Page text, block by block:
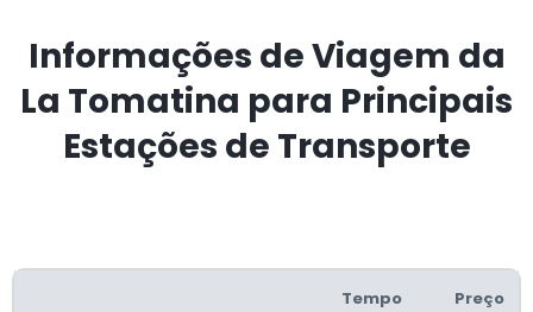
Informações de Viagem da
La Tomatina para Principais
Estações de Transporte
Tempo
Preço